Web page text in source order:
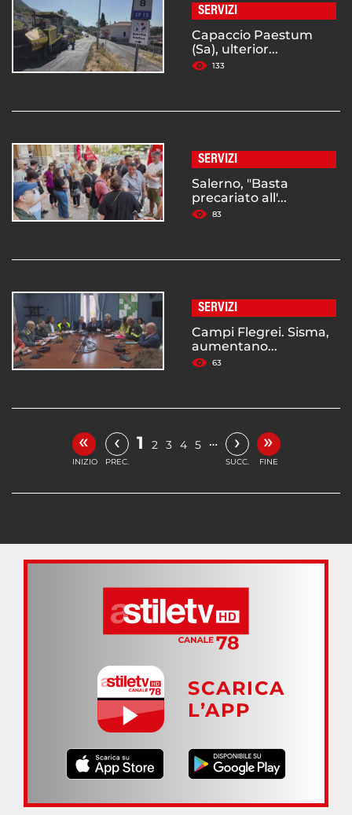
SERVIZI
Capaccio Paestum
(Sa), ulterior...
133
SERVIZI
Salerno, "Basta
precariato all'...
83
SERVIZI
Campi Flegrei. Sisma,
aumentano...
63
«
INIZIO
‹
PREC.
1 2 3 4 5 … ›
SUCC.
»
FINE
SCARICA
L’APP